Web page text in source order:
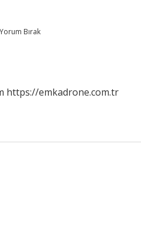
Yorum Bırak
https://emkadrone.com.tr